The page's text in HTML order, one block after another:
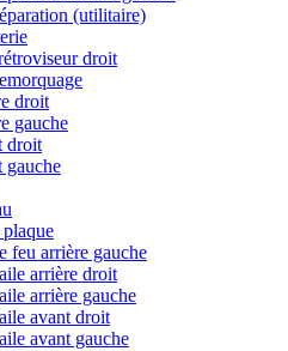
(utilitaire)
droit
droit
gauche
droit
gauche
feu arrière gauche
arrière droit
arrière gauche
avant droit
avant gauche